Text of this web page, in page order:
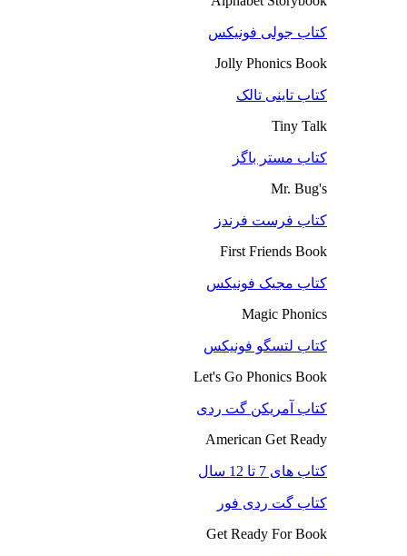
کتاب جولی فونیکس
Jolly Phonics Book
کتاب تاینی تالک
Tiny Talk
کتاب مستر باگز
Mr. Bug's
کتاب فرست فرندز
First Friends Book
کتاب مجیک فونیکس
Magic Phonics
کتاب لتسگو فونیکس
Let's Go Phonics Book
کتاب آمریکن گت ردی
American Get Ready
کتاب های 7 تا 12 سال
کتاب گت ردی فور
Get Ready For Book